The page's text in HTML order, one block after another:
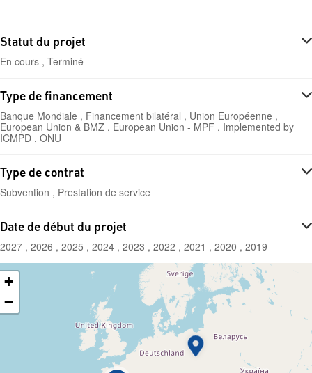
+
−
Statut du projet
En cours , Terminé
Type de financement
Banque Mondiale , Financement bilatéral , Union Européenne ,
European Union & BMZ , European Union - MPF , Implemented by
ICMPD , ONU
Type de contrat
Subvention , Prestation de service
Date de début du projet
2027 , 2026 , 2025 , 2024 , 2023 , 2022 , 2021 , 2020 , 2019